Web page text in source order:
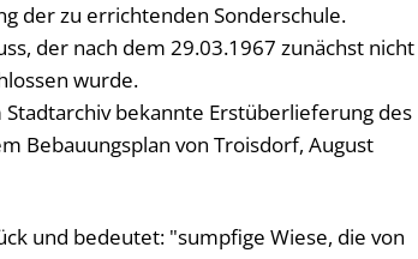
der zu errichtenden Sonderschule.
der nach dem 29.03.1967 zunächst nicht
wurde.
bekannte Erstüberlieferung des
Bebauungsplan von Troisdorf, August
und bedeutet: "sumpfige Wiese, die von